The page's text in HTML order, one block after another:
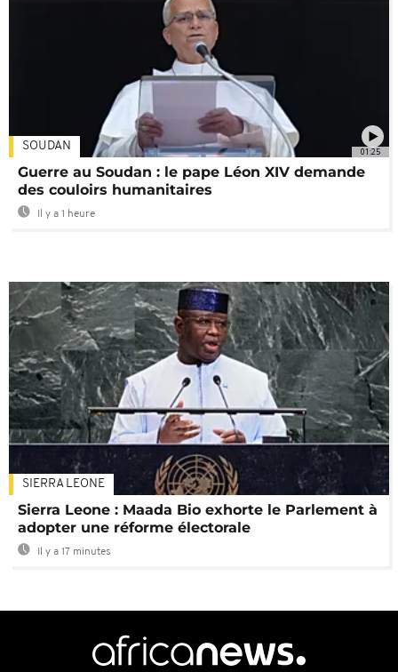
01:25
SOUDAN
Guerre au Soudan : le pape Léon XIV demande
des couloirs humanitaires
Il y a 1 heure
SIERRA LEONE
Sierra Leone : Maada Bio exhorte le Parlement à
adopter une réforme électorale
Il y a 17 minutes